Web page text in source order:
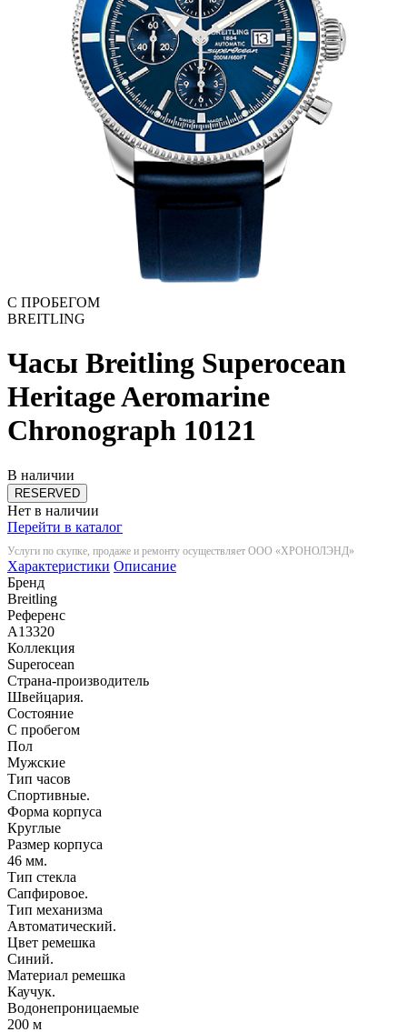
С ПРОБЕГОМ
BREITLING
Часы Breitling Superocean
Heritage Aeromarine
Chronograph 10121
В наличии
RESERVED
Нет в наличии
Перейти в каталог
Услуги по скупке, продаже и ремонту осуществляет ООО «ХРОНОЛЭНД»
Характеристики Описание
Бренд
Breitling
Референс
A13320
Коллекция
Superocean
Страна-производитель
Швейцария.
Состояние
С пробегом
Пол
Мужские
Тип часов
Спортивные.
Форма корпуса
Круглые
Размер корпуса
46 мм.
Тип стекла
Сапфировое.
Тип механизма
Автоматический.
Цвет ремешка
Синий.
Материал ремешка
Каучук.
Водонепроницаемые
200 м